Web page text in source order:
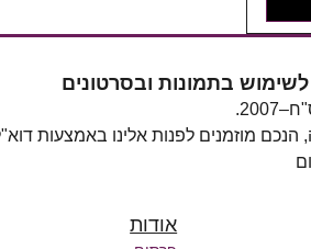
בתמונות ובסרטונים
מוזמנים לפנות אלינו באמצעות
אודות